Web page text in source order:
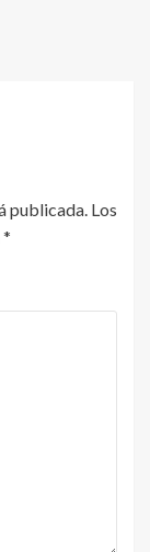
publicada. Los
*